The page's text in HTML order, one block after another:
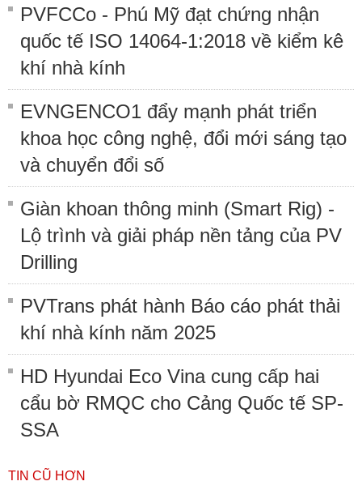
PVFCCo - Phú Mỹ đạt chứng nhận
quốc tế ISO 14064-1:2018 về kiểm kê
khí nhà kính
EVNGENCO1 đẩy mạnh phát triển
khoa học công nghệ, đổi mới sáng tạo
và chuyển đổi số
Giàn khoan thông minh (Smart Rig) -
Lộ trình và giải pháp nền tảng của PV
Drilling
PVTrans phát hành Báo cáo phát thải
khí nhà kính năm 2025
HD Hyundai Eco Vina cung cấp hai
cẩu bờ RMQC cho Cảng Quốc tế SP-
SSA
TIN CŨ HƠN